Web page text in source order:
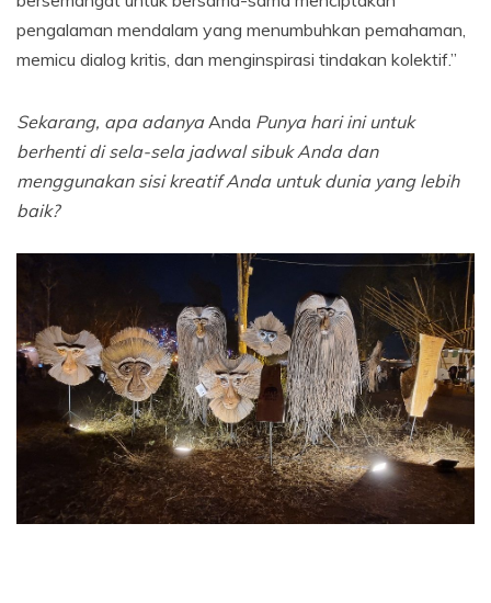
pengalaman mendalam yang menumbuhkan pemahaman,
memicu dialog kritis, dan menginspirasi tindakan kolektif.”
Sekarang, apa adanyaAnda Punya hari ini untuk
berhenti di sela-sela jadwal sibuk Anda dan
menggunakan sisi kreatif Anda untuk dunia yang lebih
baik?